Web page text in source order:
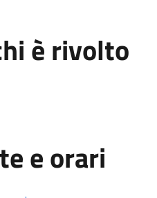
è rivolto
e orari